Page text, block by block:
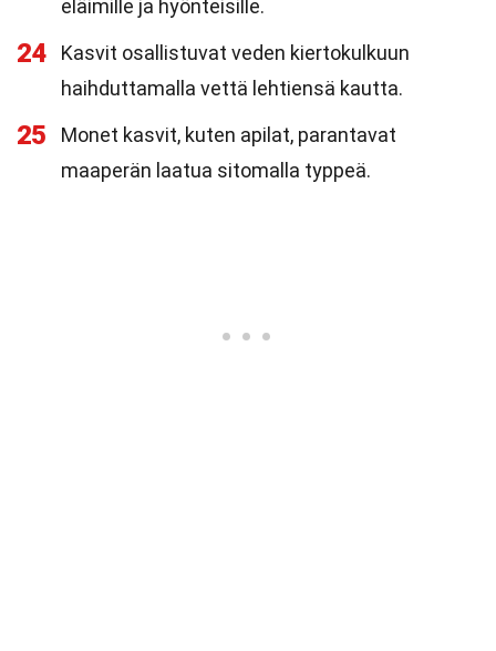
eläimille ja hyönteisille.
24
Kasvit osallistuvat veden kiertokulkuun
haihduttamalla vettä lehtiensä kautta.
25
Monet kasvit, kuten apilat, parantavat
maaperän laatua sitomalla typpeä.